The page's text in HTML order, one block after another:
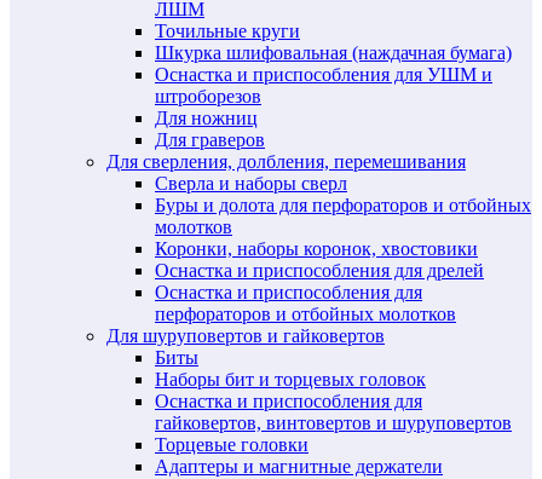
ЛШМ
Точильные круги
Шкурка шлифовальная (наждачная бумага)
Оснастка и приспособления для УШМ и
штроборезов
Для ножниц
Для граверов
Для сверления, долбления, перемешивания
Сверла и наборы сверл
Буры и долота для перфораторов и отбойных
молотков
Коронки, наборы коронок, хвостовики
Оснастка и приспособления для дрелей
Оснастка и приспособления для
перфораторов и отбойных молотков
Для шуруповертов и гайковертов
Биты
Наборы бит и торцевых головок
Оснастка и приспособления для
гайковертов, винтовертов и шуруповертов
Торцевые головки
Адаптеры и магнитные держатели